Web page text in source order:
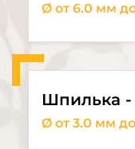
Ø от 6.0 мм
Шпилька -
Ø от 3.0 мм